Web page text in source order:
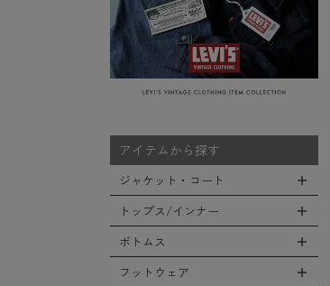
アイテムから探す
ジャケット・コート
全てのジャケット・コート
LEVEL7
フライトジャケット
トップス/インナー
全てのトップス/インナー
Tシャツ
ボトムス
全てのボトムス
フットウェア